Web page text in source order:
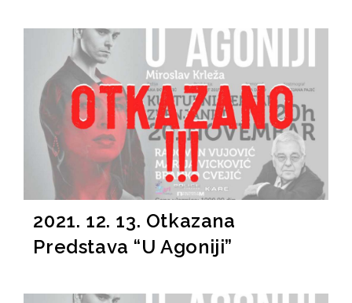
2021. 12. 13. Otkazana
Predstava “U Agoniji”